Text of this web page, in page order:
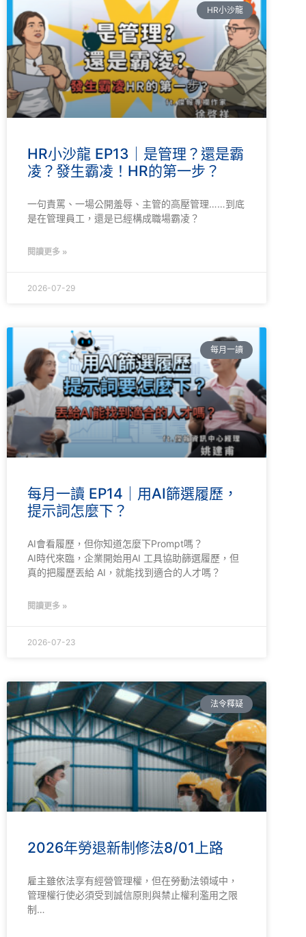
HR小沙龍
HR小沙龍 EP13｜是管理？還是霸
凌？發生霸凌！HR的第一步？
一句責罵、一場公開羞辱、主管的高壓管理……到底
是在管理員工，還是已經構成職場霸凌？
閱讀更多 »
2026-07-29
每月一讀
每月一讀 EP14｜用AI篩選履歷，
提示詞怎麼下？
AI會看履歷，但你知道怎麼下Prompt嗎？
AI時代來臨，企業開始用AI 工具協助篩選履歷，但
真的把履歷丟給 AI，就能找到適合的人才嗎？
閱讀更多 »
2026-07-23
法令釋疑
2026年勞退新制修法8/01上路
雇主雖依法享有經營管理權，但在勞動法領域中，
管理權行使必須受到誠信原則與禁止權利濫用之限
制…